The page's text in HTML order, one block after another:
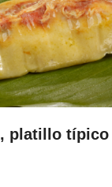
platillo típico